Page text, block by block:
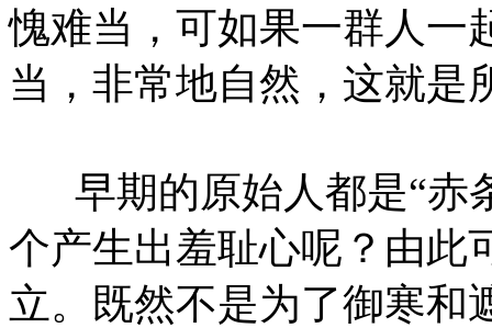
愧难当，可如果一群人一
当，非常地自然，这就是
早期的原始人都是“赤
个产生出羞耻心呢？由此
立。既然不是为了御寒和